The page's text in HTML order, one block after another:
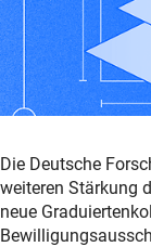
Die Deutsche
weiteren Stärkung
neue